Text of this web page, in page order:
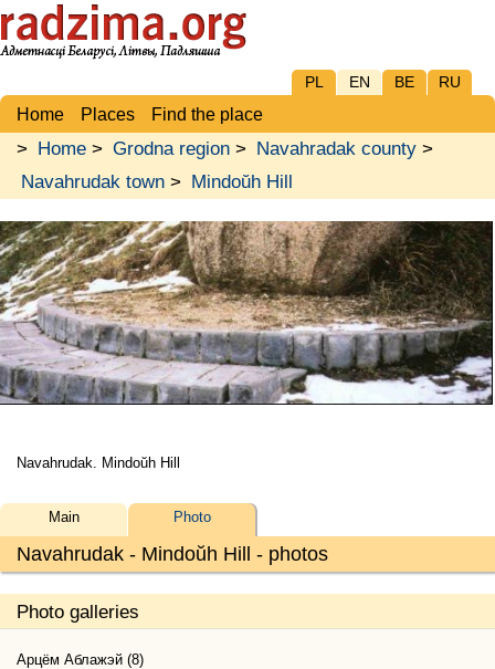
PL EN BE RU
Home Places Find the place
> Home > Grodna region > Navahradak county >
Navahrudak town > Mindoŭh Hill
Navahrudak. Mindoŭh Hill
Navahrudak - Mindoŭh Hill - photos
Main Photo
Photo galleries
Арцём Аблажэй (8)